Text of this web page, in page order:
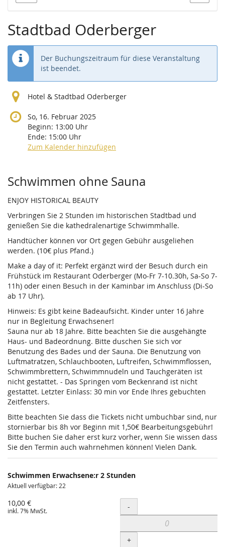
Stadtbad Oderberger
Der Buchungszeitraum für diese Veranstaltung
ist beendet.
Hotel & Stadtbad Oderberger
So, 16. Februar 2025
Beginn: 13:00 Uhr
Ende: 15:00 Uhr
Zum Kalender hinzufügen
Produkte
Schwimmen ohne Sauna
ENJOY HISTORICAL BEAUTY
Verbringen Sie 2 Stunden im historischen Stadtbad und
genießen Sie die kathedralenartige Schwimmhalle.
Handtücher können vor Ort gegen Gebühr ausgeliehen
werden. (10€ plus Pfand.)
Make a day of it: Perfekt ergänzt wird der Besuch durch ein
Frühstück im Restaurant Oderberger (Mo-Fr 7-10.30h, Sa-So 7-
11h) oder einen Besuch in der Kaminbar im Anschluss (Di-So
ab 17 Uhr).
Hinweis: Es gibt keine Badeaufsicht. Kinder unter 16 Jahre
nur in Begleitung Erwachsener!
Sauna nur ab 18 Jahre. Bitte beachten Sie die ausgehängte
Haus- und Badeordnung. Bitte duschen Sie sich vor
Benutzung des Bades und der Sauna. Die Benutzung von
Luftmatratzen, Schlauchbooten, Luftreifen, Schwimmflossen,
Schwimmbrettern, Schwimmnudeln und Tauchgeräten ist
nicht gestattet. - Das Springen vom Beckenrand ist nicht
gestattet. Letzter Einlass: 30 min vor Ende Ihres gebuchten
Zeitfensters.
Bitte beachten Sie dass die Tickets nicht umbuchbar sind, nur
stornierbar bis 8h vor Beginn mit 1,50€ Bearbeitungsgebühr!
Bitte buchen Sie daher erst kurz vorher, wenn Sie wissen dass
Sie den Termin auch wahrnehmen können! Vielen Dank.
Schwimmen Erwachsene:r 2 Stunden
Aktuell verfügbar: 22
10,00 €
inkl. 7% MwSt. Menge
-
+